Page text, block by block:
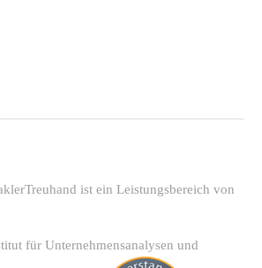
ist ein Leistungsbereich von
für Unternehmensanalysen und